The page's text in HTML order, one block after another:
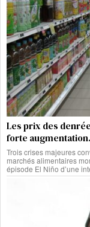
Les prix des
forte augmentation.
Trois crises majeures
marchés alimentaires
épisode El Niño d’une